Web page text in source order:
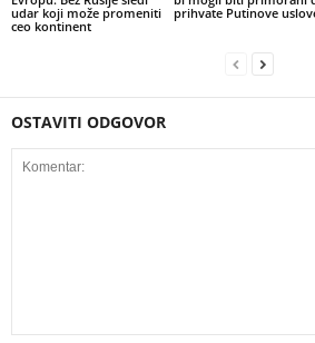
udar koji može promeniti
ceo kontinent
prihvate Putinove
OSTAVITI ODGOVOR